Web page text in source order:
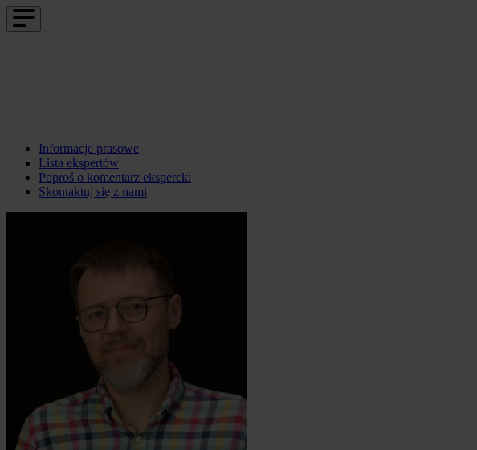
Informacje prasowe
Lista ekspertów
Poproś o komentarz ekspercki
Skontaktuj się z nami